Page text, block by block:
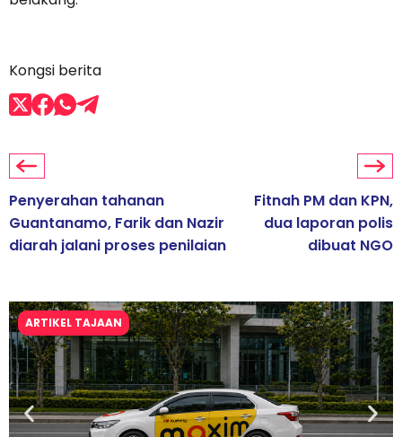
Kongsi berita
Penyerahan tahanan
Guantanamo, Farik dan Nazir
diarah jalani proses penilaian
Fitnah PM dan KPN,
dua laporan polis
dibuat NGO
ARTIKEL TAJAAN